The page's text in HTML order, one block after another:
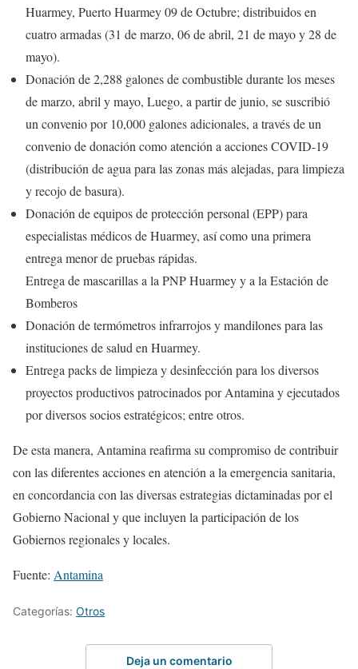
Huarmey, Puerto Huarmey 09 de Octubre; distribuidos en
cuatro armadas (31 de marzo, 06 de abril, 21 de mayo y 28 de
mayo).
Donación de 2,288 galones de combustible durante los meses
de marzo, abril y mayo, Luego, a partir de junio, se suscribió
un convenio por 10,000 galones adicionales, a través de un
convenio de donación como atención a acciones COVID-19
(distribución de agua para las zonas más alejadas, para limpieza
y recojo de basura).
Donación de equipos de protección personal (EPP) para
especialistas médicos de Huarmey, así como una primera
entrega menor de pruebas rápidas.
Entrega de mascarillas a la PNP Huarmey y a la Estación de
Bomberos
Donación de termómetros infrarrojos y mandilones para las
instituciones de salud en Huarmey.
Entrega packs de limpieza y desinfección para los diversos
proyectos productivos patrocinados por Antamina y ejecutados
por diversos socios estratégicos; entre otros.
De esta manera, Antamina reafirma su compromiso de contribuir
con las diferentes acciones en atención a la emergencia sanitaria,
en concordancia con las diversas estrategias dictaminadas por el
Gobierno Nacional y que incluyen la participación de los
Gobiernos regionales y locales.
Fuente: Antamina
Categorías: Otros
Deja un comentario